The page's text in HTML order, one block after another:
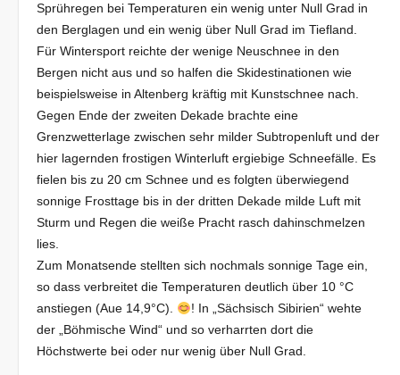
Sprühregen bei Temperaturen ein wenig unter Null Grad in
den Berglagen und ein wenig über Null Grad im Tiefland.
Für Wintersport reichte der wenige Neuschnee in den
Bergen nicht aus und so halfen die Skidestinationen wie
beispielsweise in Altenberg kräftig mit Kunstschnee nach.
Gegen Ende der zweiten Dekade brachte eine
Grenzwetterlage zwischen sehr milder Subtropenluft und der
hier lagernden frostigen Winterluft ergiebige Schneefälle. Es
fielen bis zu 20 cm Schnee und es folgten überwiegend
sonnige Frosttage bis in der dritten Dekade milde Luft mit
Sturm und Regen die weiße Pracht rasch dahinschmelzen
lies.
Zum Monatsende stellten sich nochmals sonnige Tage ein,
so dass verbreitet die Temperaturen deutlich über 10 °C
anstiegen (Aue 14,9°C).
! In „Sächsisch Sibirien“ wehte
der „Böhmische Wind“ und so verharrten dort die
Höchstwerte bei oder nur wenig über Null Grad.